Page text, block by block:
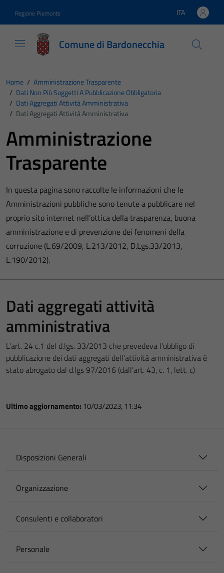
Regione Piemonte Lingua attiva:
ITA
Comune di Bardonecchia
Home / Amministrazione Trasparente
/ Dati Non Più Soggetti A Pubblicazione Obbligatoria
/ Dati Aggregati Attività Amministrativa
/ Dati Aggregati Attività Amministrativa
Amministrazione
Trasparente
In questa pagina sono raccolte le informazioni che le
Amministrazioni pubbliche sono tenute a pubblicare nel
proprio sito internet nell’ottica della trasparenza, buona
amministrazione e di prevenzione dei fenomeni della
corruzione (L.69/2009, L.213/2012, D.Lgs.33/2013,
L.190/2012).
Dati aggregati attività
amministrativa
L’art. 24 c.1 del d.lgs. 33/2013 che prevedeva l’obbligo di
pubblicazione dei dati aggregati dell’attività amministrativa è
stato abrogato dal d.lgs 97/2016 (dall’art. 43, c. 1, lett. c)
Ultimo aggiornamento: 10/03/2023, 11:34
Disposizioni Generali
Organizzazione
Consulenti e collaboratori
Personale